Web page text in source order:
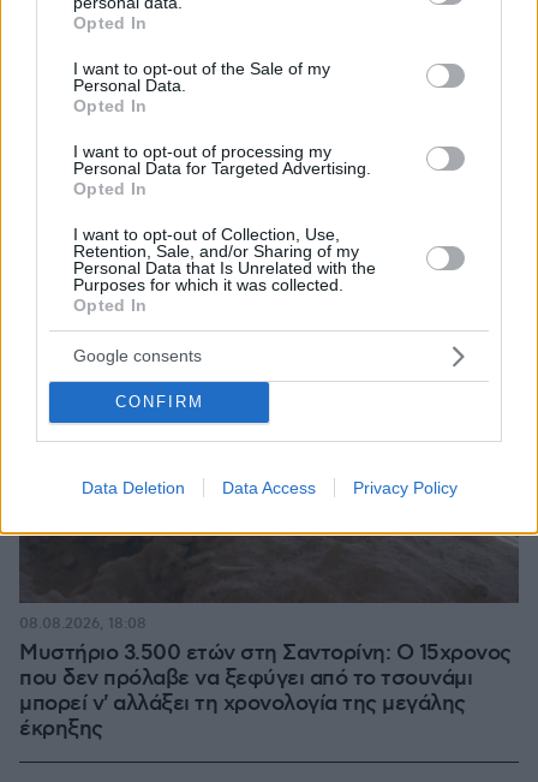
grant or deny consent to Google and its third-party tags to
use your data for below specified purposes in below Google
consent section.
Opted In
I want to opt-out of the Sale of my
Personal Data.
Opted In
I want to opt-out of processing my
Personal Data for Targeted Advertising.
Opted In
I want to opt-out of Collection, Use,
Retention, Sale, and/or Sharing of my
Personal Data that Is Unrelated with the
Purposes for which it was collected.
Opted In
Google consents
CONFIRM
Data Deletion Data Access Privacy Policy
ΤΑ ΠΙΟ ΔΗΜΟΦΙΛΗ
Μυστήριο 3.500 ετών στη Σαντορίνη: Ο 15χρονος
που δεν πρόλαβε να ξεφύγει από το τσουνάμι
μπορεί ν' αλλάξει τη χρονολογία της μεγάλης
έκρηξης
08.08.2026, 18:08